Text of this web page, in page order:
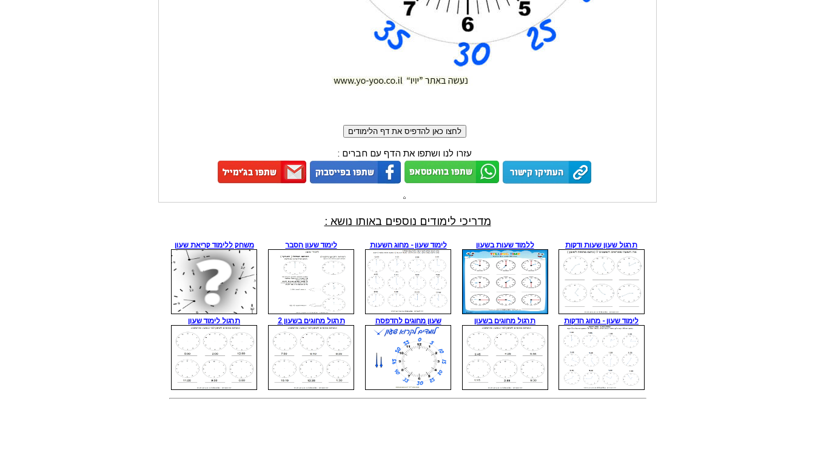
לחצו כאן להדפיס את דף הלימודים
עזרו לנו ושתפו את הדף עם חברים :
מדריכי לימודים נוספים באותו נושא :
תרגול שעון שעות ודקות ללמוד שעות בשעון לימוד שעון - מחוג השעות לימוד שעון הסבר משחק ללימוד קריאת שעון
לימוד שעון - מחוג הדקות תרגול מחוגים בשעון שעון מחוגים להדפסה תרגול מחוגים בשעון 2 תרגול לימוד שעון